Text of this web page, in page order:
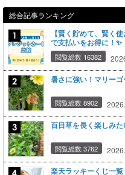
総合記事ランキング
【賢く貯めて、賢く
で支払いをお得に！✨
閲覧総数 16382
暑さに強い！マリー
閲覧総数 8902
百日草を長く楽しみた
閲覧総数 3762
楽天ラッキーくじ一覧